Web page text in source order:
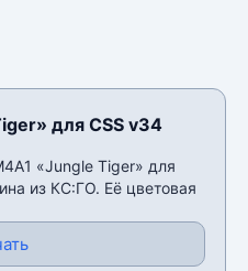
для CSS v34
«Jungle Tiger» для
из КС:ГО. Её цветовая